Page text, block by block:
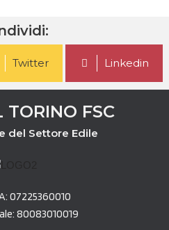
Twitter Linkedin
TORINO FSC
del Settore Edile
07225360010
80083010019